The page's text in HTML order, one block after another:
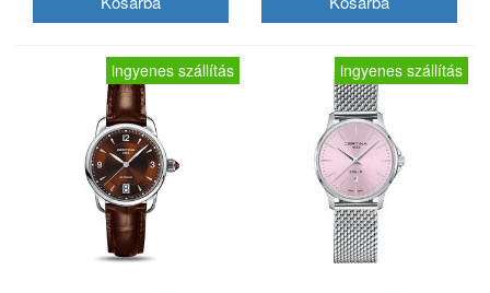
ingyenes szállítás ingyenes szállítás